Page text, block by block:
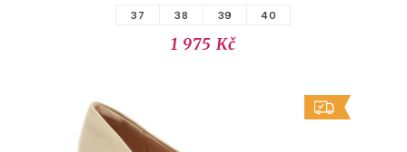
37 38 39 40
1 975 Kč